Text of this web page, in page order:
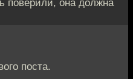
поверили, она должна
поста.